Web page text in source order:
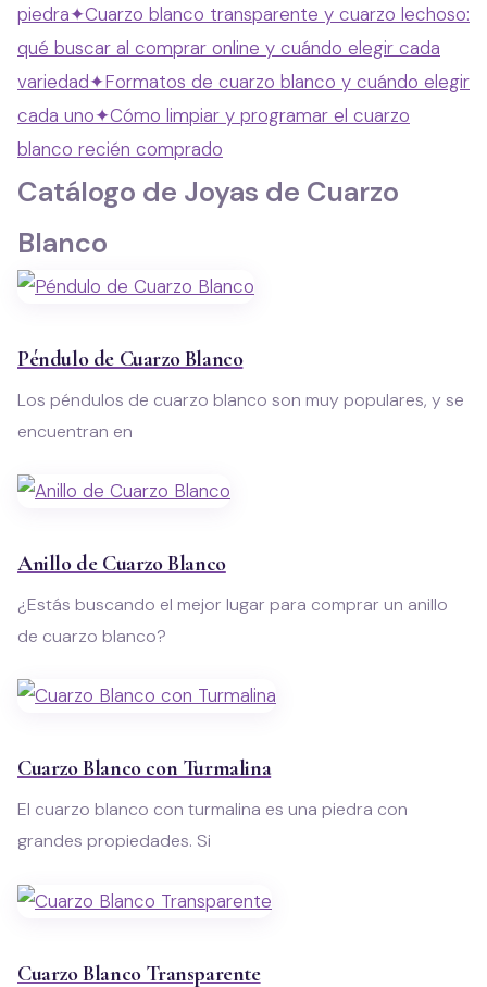
piedra✦Cuarzo blanco transparente y cuarzo lechoso:
qué buscar al comprar online y cuándo elegir cada
variedad✦Formatos de cuarzo blanco y cuándo elegir
cada uno✦Cómo limpiar y programar el cuarzo
blanco recién comprado
Catálogo de Joyas de Cuarzo
Blanco
Péndulo de Cuarzo Blanco
Los péndulos de cuarzo blanco son muy populares, y se
encuentran en
Anillo de Cuarzo Blanco
¿Estás buscando el mejor lugar para comprar un anillo
de cuarzo blanco?
Cuarzo Blanco con Turmalina
El cuarzo blanco con turmalina es una piedra con
grandes propiedades. Si
Cuarzo Blanco Transparente